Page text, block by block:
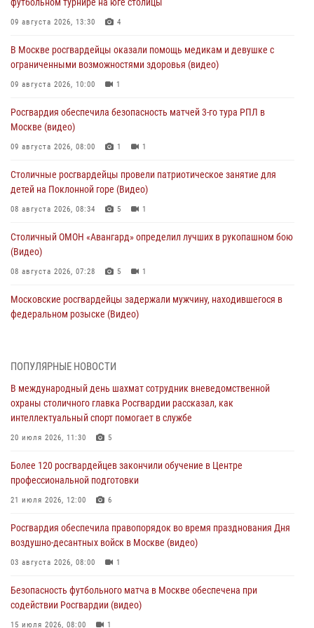
09 августа 2026, 13:30 4
В Москве росгвардейцы оказали помощь медикам и девушке с
ограниченными возможностями здоровья (видео)
09 августа 2026, 10:00 1
Росгвардия обеспечила безопасность матчей 3-го тура РПЛ в
Москве (видео)
09 августа 2026, 08:00 1 1
Столичные росгвардейцы провели патриотическое занятие для
детей на Поклонной горе (Видео)
08 августа 2026, 08:34 5 1
Столичный ОМОН «Авангард» определил лучших в рукопашном бою
(Видео)
08 августа 2026, 07:28 5 1
Московские росгвардейцы задержали мужчину, находившегося в
федеральном розыске (Видео)
В центре столицы росгвардейцы задержали мужчину, пытавшегося
07 августа 2026, 09:26
Столичное управление вневедомственной охраны Росгвардии
признано лучшим по итогам полугодия на всероссийском
06 августа 2026, 14:59
Столичные росгвардейцы задержали троих мужчин, устроивших
06 августа 2026, 11:20 1
Охрану общественного порядка и безопасность на футбольном
06 августа 2026, 08:30
ПОПУЛЯРНЫЕ НОВОСТИ
В международный день шахмат сотрудник вневедомственной
охраны столичного главка Росгвардии рассказал, как
интеллектуальный спорт помогает в службе
20 июля 2026, 11:30 5
Более 120 росгвардейцев закончили обучение в Центре
профессиональной подготовки
21 июля 2026, 12:00 6
Росгвардия обеспечила правопорядок во время празднования Дня
воздушно-десантных войск в Москве (видео)
03 августа 2026, 08:00 1
Безопасность футбольного матча в Москве обеспечена при
содействии Росгвардии (видео)
15 июля 2026, 08:00 1